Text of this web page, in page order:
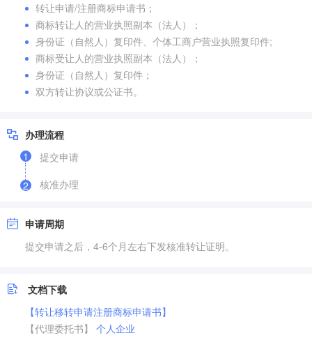
转让申请/注册商标申请书；
商标转让人的营业执照副本（法人）；
身份证（自然人）复印件、个体工商户营业执照复印件;
商标受让人的营业执照副本（法人）；
身份证（自然人）复印件；
双方转让协议或公证书。
办理流程
1
提交申请
2 核准办理
申请周期
提交申请之后，4-6个月左右下发核准转让证明。
文档下载
【转让移转申请注册商标申请书】
【代理委托书】 个人企业